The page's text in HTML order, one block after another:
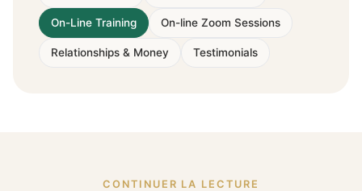
On-Line Training On-line Zoom Sessions
Relationships & Money Testimonials
CONTINUER LA LECTURE